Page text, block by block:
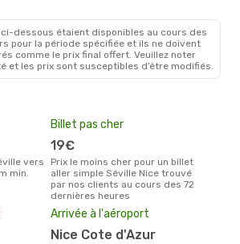
dessous étaient disponibles au cours des
pour la période spécifiée et ils ne doivent
comme le prix final offert. Veuillez noter
et les prix sont susceptibles d’être modifiés.
min.
Billet pas cher
19€
Prix le moins cher pour un billet
aller simple Séville Nice trouvé
par nos clients au cours des 72
dernières heures
Arrivée à l'aéroport
Nice Cote d'Azur